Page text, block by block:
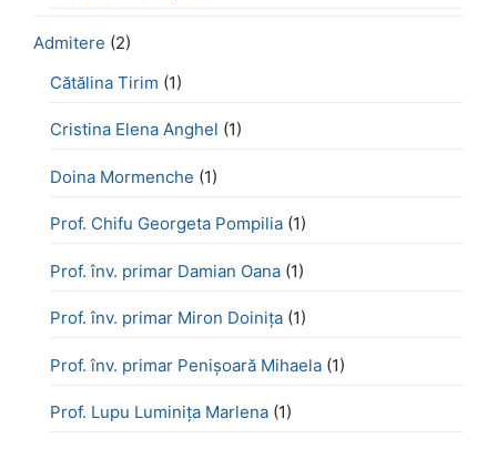
Admitere (2)
Cătălina Tirim (1)
Cristina Elena Anghel (1)
Doina Mormenche (1)
Prof. Chifu Georgeta Pompilia (1)
Prof. înv. primar Damian Oana (1)
Prof. înv. primar Miron Doinița (1)
Prof. înv. primar Penișoară Mihaela (1)
Prof. Lupu Luminița Marlena (1)